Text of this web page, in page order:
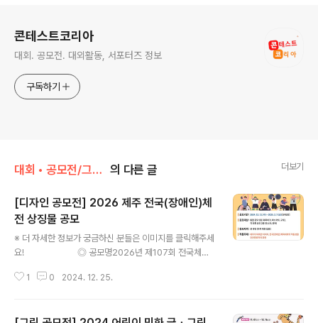
콘테스트코리아
대회. 공모전. 대외활동, 서포터즈 정보
구독하기
대회 • 공모전/그림 • 미술 • 디자인 • 웹툰. 의 다른 글 더보기
[디자인 공모전] 2026 제주 전국(장애인)체
전 상징물 공모
※ 더 자세한 정보가 궁금하신 분들은 이미지를 클릭해주세
요! ◎ 공모명2026년 제107회 전국체전
4. 12. 11.(수) ～ 2025. 2. 7.(금) [59일간]※ 마감일 18:
1 0 2024. 12. 25.